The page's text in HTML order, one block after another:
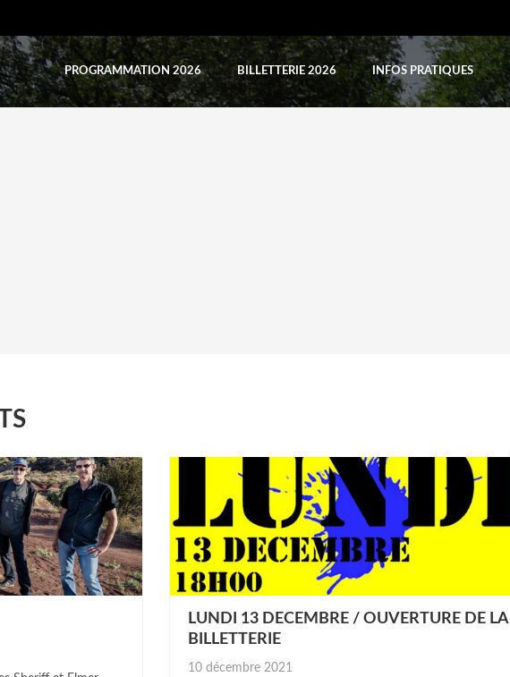
PROGRAMMATION 2026 BILLETTERIE 2026 INFOS PRATIQUES
LUNDI 13 DECEMBRE / OUVERTURE DE LA
BILLETTERIE
Posted
10 décembre 2021